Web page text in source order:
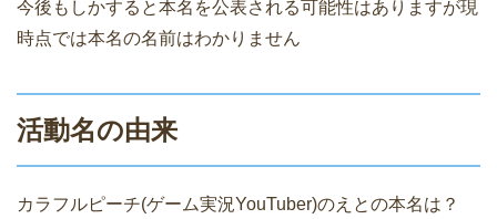
今後もしかすると本名を公表される可能性はありますが現
時点では本名の名前はわかりません
活動名の由来
カラフルピーチ(ゲーム実況YouTuber)のえとの本名は？